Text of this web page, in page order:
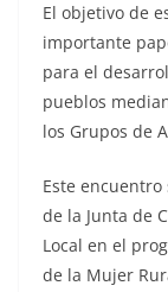
El objetivo de
importante
para el
pueblos
los Grupos de
Este
de la Junta de
Local en el
de la Mujer